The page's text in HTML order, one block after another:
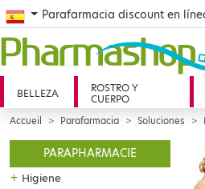
Spanish
Parafarmacia discount en
BELLEZA
ROSTRO Y
CUERPO
Accueil Parafarmacia Soluciones
PARAPHARMACIE
+ Higiene